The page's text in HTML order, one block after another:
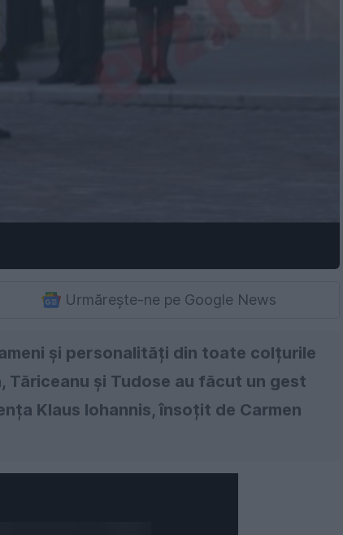
Urmărește-ne pe Google News
și personalități din toate colțurile
Tăriceanu și Tudose au făcut un gest
Klaus Iohannis, însoțit de Carmen